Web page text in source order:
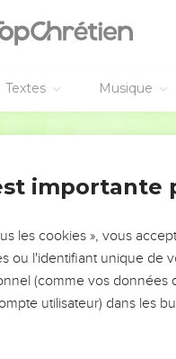
Textes Musique
!
vision. Mais on voit
même que ce sont
les erreurs
importante
les cookies », vous
ou l'identifiant unique de
(comme vos données
utilisateur) dans les